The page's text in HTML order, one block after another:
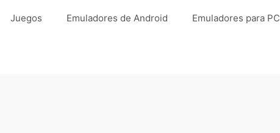
Juegos Emuladores de Android Emuladores para PC